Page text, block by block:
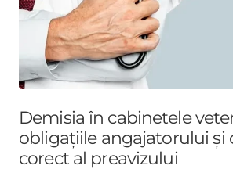
Demisia în cabinetele
obligațiile angajatorului și
corect al preavizului